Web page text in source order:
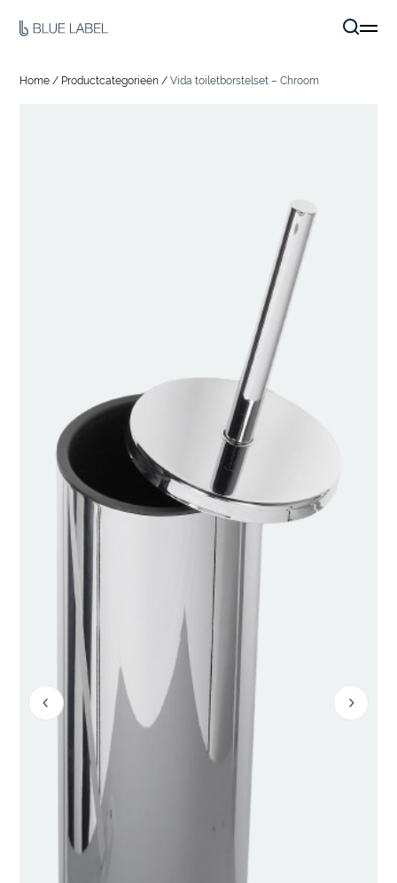
Home / Productcategorieën /Vida toiletborstelset – Chroom